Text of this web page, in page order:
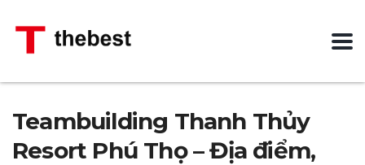
Teambuilding Thanh Thủy
Resort Phú Thọ – Địa điểm,